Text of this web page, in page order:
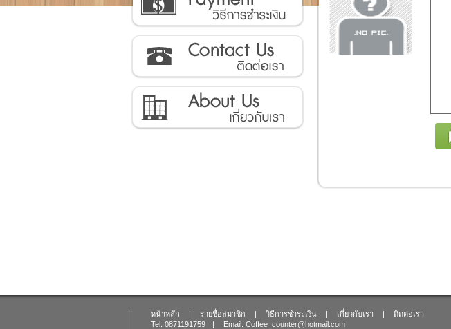
หน้าหลัก | รายชื่อสมาชิก | วิธีการชำระเงิน | เกี่ยวกับเรา |
ติดต่อเรา
Tel: 0871191759
| Email: Coffee_counter@hotmail.com